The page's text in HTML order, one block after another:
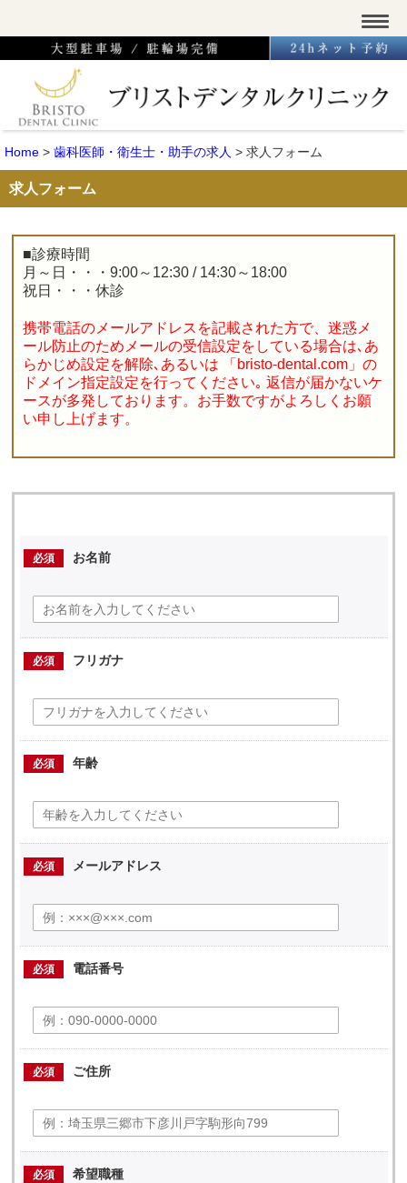
Home > 歯科医師・衛生士・助手の求人 > 求人フォーム
求人フォーム
■診療時間
月～日・・・9:00～12:30 / 14:30～18:00
祝日・・・休診
携帯電話のメールアドレスを記載された方で、迷惑メ
ール防止のためメールの受信設定をしている場合は､あ
らかじめ設定を解除､あるいは 「bristo-dental.com」の
ドメイン指定設定を行ってください｡ 返信が届かないケ
ースが多発しております。お手数ですがよろしくお願
い申し上げます。
必須 お名前
必須 フリガナ
必須 年齢
必須 メールアドレス
必須 電話番号
必須 ご住所
必須 希望職種